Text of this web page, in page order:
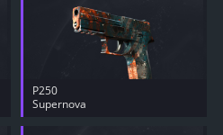
P250
Supernova